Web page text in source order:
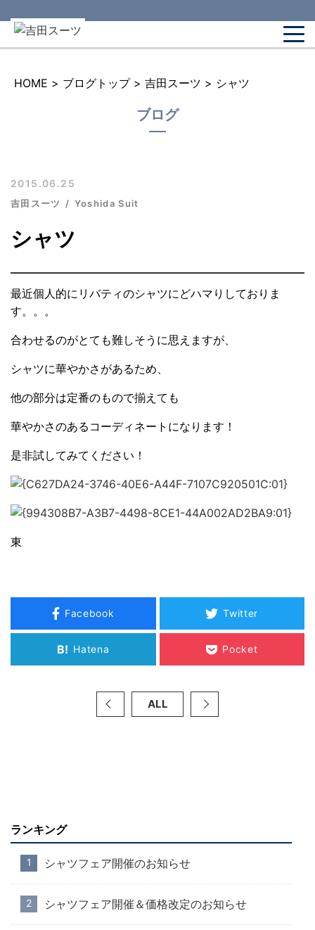
HOME > ブログトップ > 吉田スーツ > シャツ
ブログ
2015.06.25
吉田スーツ Yoshida Suit
シャツ
最近個人的にリバティのシャツにどハマりしておりま
す。。。
合わせるのがとても難しそうに思えますが、
シャツに華やかさがあるため、
他の部分は定番のもので揃えても
華やかさのあるコーディネートになります！
是非試してみてください！
東
Facebook Twitter
B! Hatena Pocket
ALL
ランキング
シャツフェア開催のお知らせ
シャツフェア開催＆価格改定のお知らせ